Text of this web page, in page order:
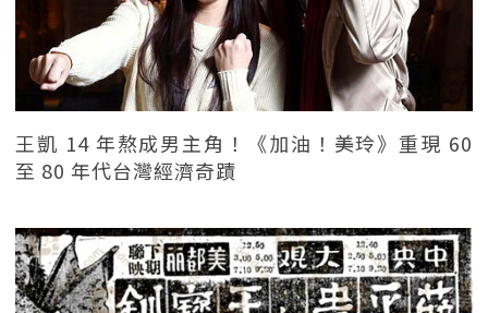
王凱 14 年熬成男主角！《加油！美玲》重現 60
至 80 年代台灣經濟奇蹟